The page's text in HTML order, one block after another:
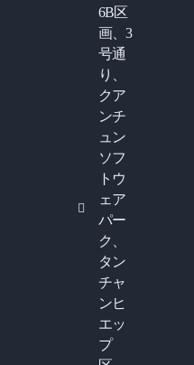
6B区
画、3
号通
り、
クア
ンチ
ュン
ソフ
トウ
ェア
パー
ク、
タン
チャ
ンヒ
エッ
プ